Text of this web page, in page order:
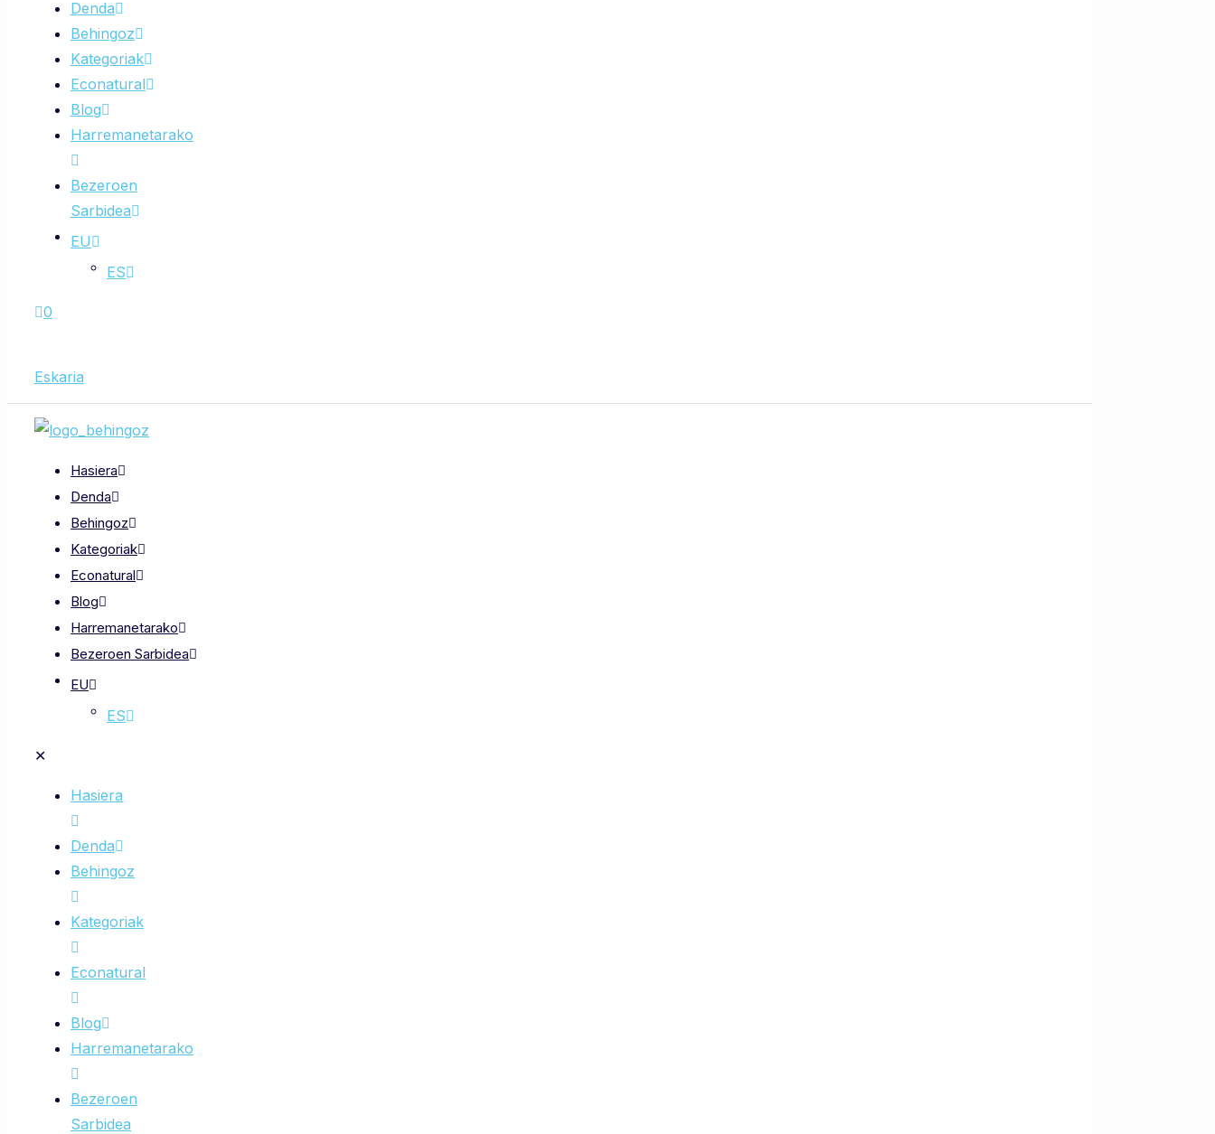
Denda
Behingoz
Kategoriak
Econatural
Blog
Harremanetarako
Bezeroen
Sarbidea
EU
ES
0
Eskaria
Hasiera
Denda
Behingoz
Kategoriak
Econatural
Blog
Harremanetarako
Bezeroen Sarbidea
EU
ES
✕
Hasiera
Denda
Behingoz
Kategoriak
Econatural
Blog
Harremanetarako
Bezeroen
Sarbidea